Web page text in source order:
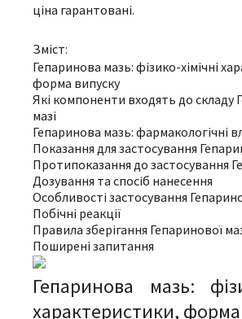
ціна гарантовані.
Зміст:
Гепаринова мазь: фізико-хімічні
форма випуску
Які компоненти входять до складу
мазі
Гепаринова мазь: фармакологічні
Показання для застосування
Протипоказання до застосування
Дозування та спосіб нанесення
Особливості застосування
Побічні реакції
Правила зберігання Гепаринової
Поширені запитання
Гепаринова мазь:
характеристики,